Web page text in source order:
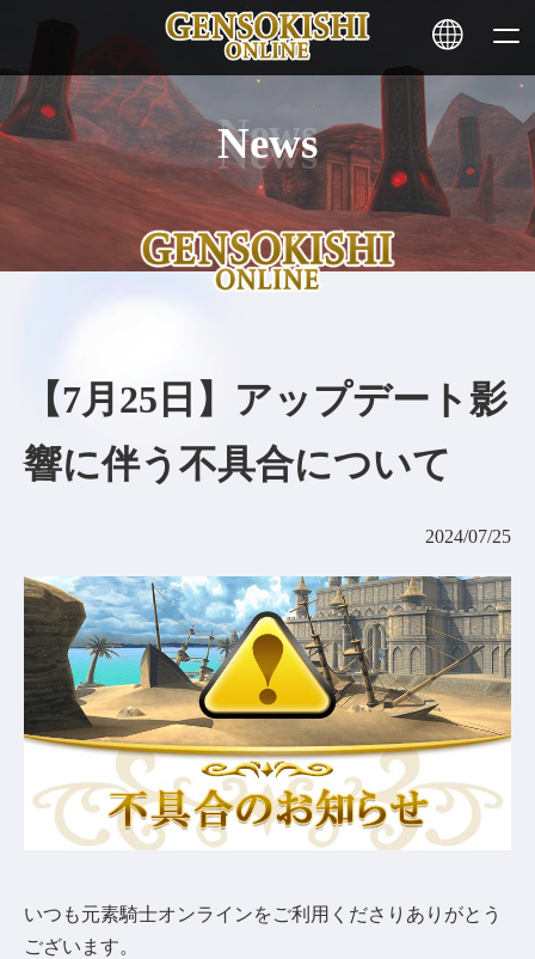
ニュース
ステーキング
その他
コミュニティ
AGREEMENT&LICENCE
News
【7月25日】アップデート影
響に伴う不具合について
2024/07/25
いつも元素騎士オンラインをご利用くださりありがとう
ございます。